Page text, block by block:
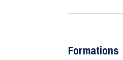
Formations